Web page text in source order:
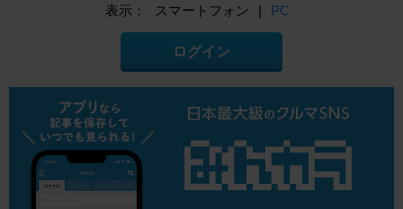
表示： スマートフォン | PC
ログイン